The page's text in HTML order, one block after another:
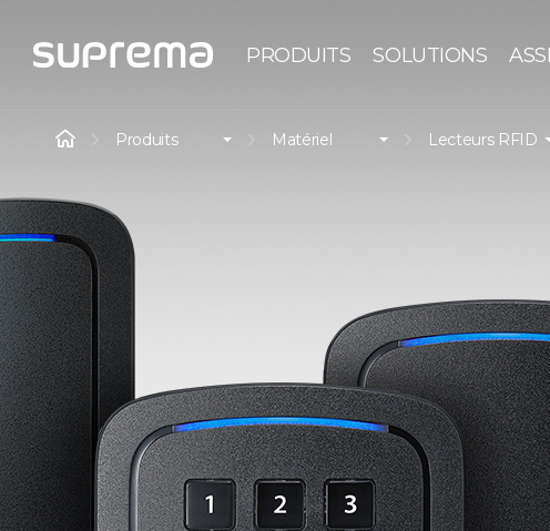
PRODUITS SOLUTIONS
Produits Matériel Lecteurs RFID